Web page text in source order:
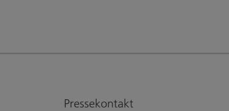
Pressekontakt